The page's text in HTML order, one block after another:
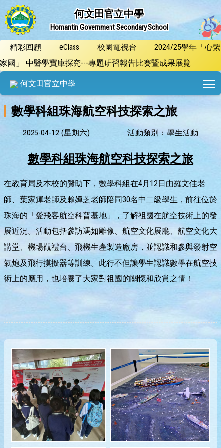
何文田官立中學
Homantin Government Secondary School
精彩回顧 eClass 校園電視台
2024/25學年「心繫
家國」 中醫學寶庫探究---專題研習報告比賽暨成果展覽
何文田官立中學
數學科組珠海航空科技探索之旅
2025-04-12 (星期六) 活動類別：學生活動
數學科組珠海航空科技探索之旅
在教育局及本校的贊助下，數學科組在4月12日由羅文佳老
師、葉家輝老師及賴嬋芝老師陪同30名中二級學生，前往位於
珠海的「愛飛客航空科普基地」，了解祖國在航空技術上的發
展近況。活動包括參訪馮如雕像、航空文化展廳、航空文化大
講堂、機場觀禮台、飛機生產製造廠房，並認識和參與發射空
氣炮及飛行摸擬器等訓練。此行不但讓學生認識數學在航空技
術上的應用，也培養了大家對祖國的關懷和欣賞之情！